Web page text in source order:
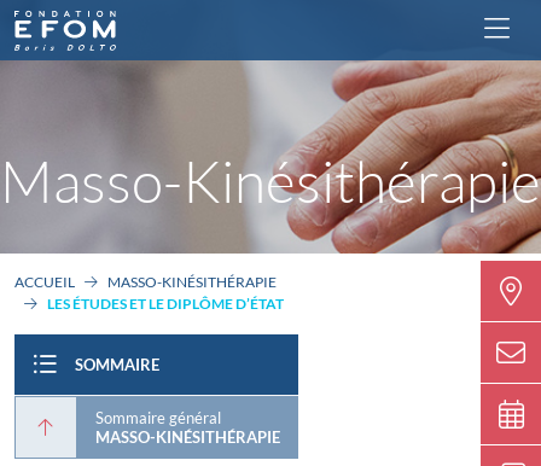
Masso-Kinésithérapie
ACCUEIL
MASSO-KINÉSITHÉRAPIE
LES ÉTUDES ET LE DIPLÔME D’ÉTAT
SOMMAIRE
Sommaire général
MASSO-KINÉSITHÉRAPIE